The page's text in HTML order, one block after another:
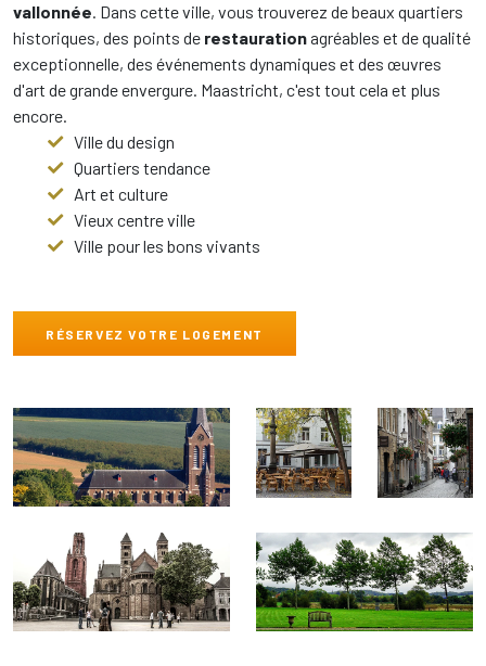
vallonnée. Dans cette ville, vous trouverez de beaux quartiers
historiques, des points de restaurationagréables et de qualité
exceptionnelle, des événements dynamiques et des œuvres
d'art de grande envergure. Maastricht, c'est tout cela et plus
encore.
Ville du design
Quartiers tendance
Art et culture
Vieux centre ville
Ville pour les bons vivants
RÉSERVEZ VOTRE LOGEMENT